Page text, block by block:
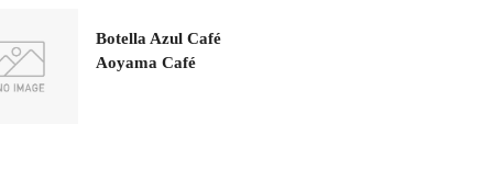
Botella Azul Café
Aoyama Café